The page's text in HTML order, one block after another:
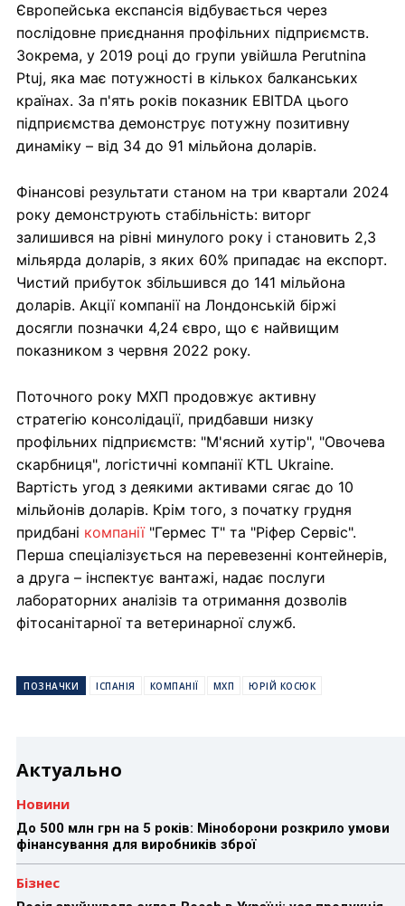
Європейська експансія відбувається через
послідовне приєднання профільних підприємств.
Зокрема, у 2019 році до групи увійшла Perutnina
Ptuj, яка має потужності в кількох балканських
країнах. За п'ять років показник EBITDA цього
підприємства демонструє потужну позитивну
динаміку – від 34 до 91 мільйона доларів.
Фінансові результати станом на три квартали 2024
року демонструють стабільність: виторг
залишився на рівні минулого року і становить 2,3
мільярда доларів, з яких 60% припадає на експорт.
Чистий прибуток збільшився до 141 мільйона
доларів. Акції компанії на Лондонській біржі
досягли позначки 4,24 євро, що є найвищим
показником з червня 2022 року.
Поточного року МХП продовжує активну
стратегію консолідації, придбавши низку
профільних підприємств: "М'ясний хутір", "Овочева
скарбниця", логістичні компанії KTL Ukraine.
Вартість угод з деякими активами сягає до 10
мільйонів доларів. Крім того, з початку грудня
придбані компанії"Гермес Т" та "Ріфер Сервіс".
Перша спеціалізується на перевезенні контейнерів,
а друга – інспектує вантажі, надає послуги
лабораторних аналізів та отримання дозволів
фітосанітарної та ветеринарної служб.
ПОЗНАЧКИ ІСПАНІЯ КОМПАНІЇ МХП ЮРІЙ КОСЮК
Актуально
Новини
До 500 млн грн на 5 років: Міноборони розкрило умови
фінансування для виробників зброї
Бізнес